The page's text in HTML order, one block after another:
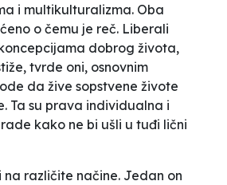
i multikulturalizma. Oba
o čemu je reč. Liberali
dobrog života,
tvrde oni, osnovnim
da žive sopstvene živote
Ta su prava individualna i
kako ne bi ušli u tuđi lični
različite načine. Jedan on